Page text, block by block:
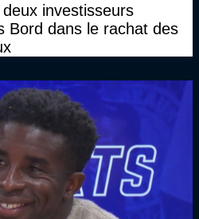
investisseurs
Bord dans le rachat des